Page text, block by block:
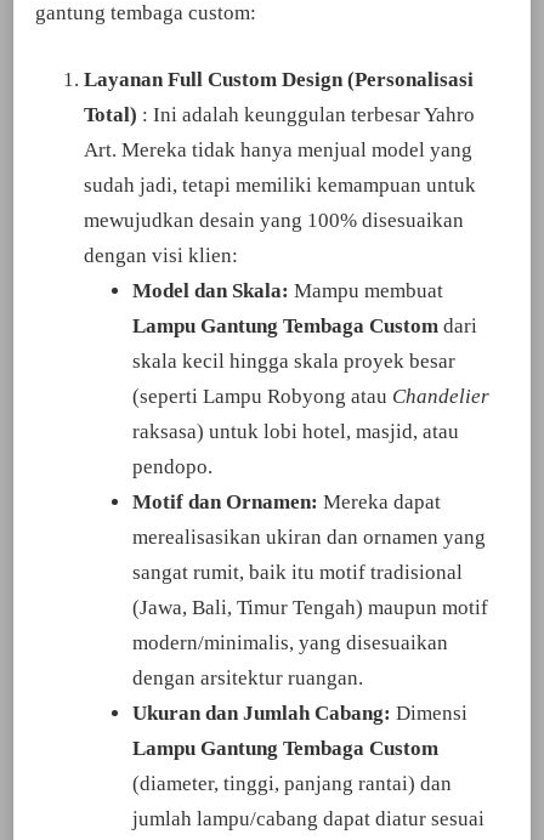
gantung tembaga custom:
Layanan Full Custom Design (Personalisasi
Total) : Ini adalah keunggulan terbesar Yahro
Art. Mereka tidak hanya menjual model yang
sudah jadi, tetapi memiliki kemampuan untuk
mewujudkan desain yang 100% disesuaikan
dengan visi klien:
Model dan Skala: Mampu membuat
Lampu Gantung Tembaga Custom dari
skala kecil hingga skala proyek besar
(seperti Lampu Robyong atau Chandelier
raksasa) untuk lobi hotel, masjid, atau
pendopo.
Motif dan Ornamen: Mereka dapat
merealisasikan ukiran dan ornamen yang
sangat rumit, baik itu motif tradisional
(Jawa, Bali, Timur Tengah) maupun motif
modern/minimalis, yang disesuaikan
dengan arsitektur ruangan.
Ukuran dan Jumlah Cabang: Dimensi
Lampu Gantung Tembaga Custom
(diameter, tinggi, panjang rantai) dan
jumlah lampu/cabang dapat diatur sesuai